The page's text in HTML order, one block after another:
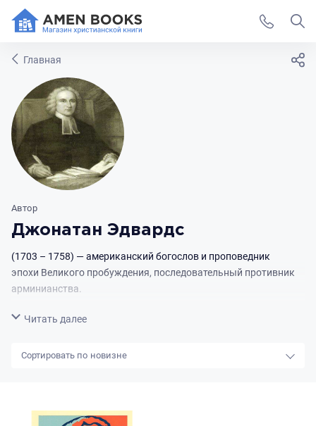
Главная
Автор
Джонатан Эдвардс
(1703 – 1758) — американский богослов и проповедник
эпохи Великого пробуждения, последовательный противник
арминианства.
Свернуть
Читать далее
новизне